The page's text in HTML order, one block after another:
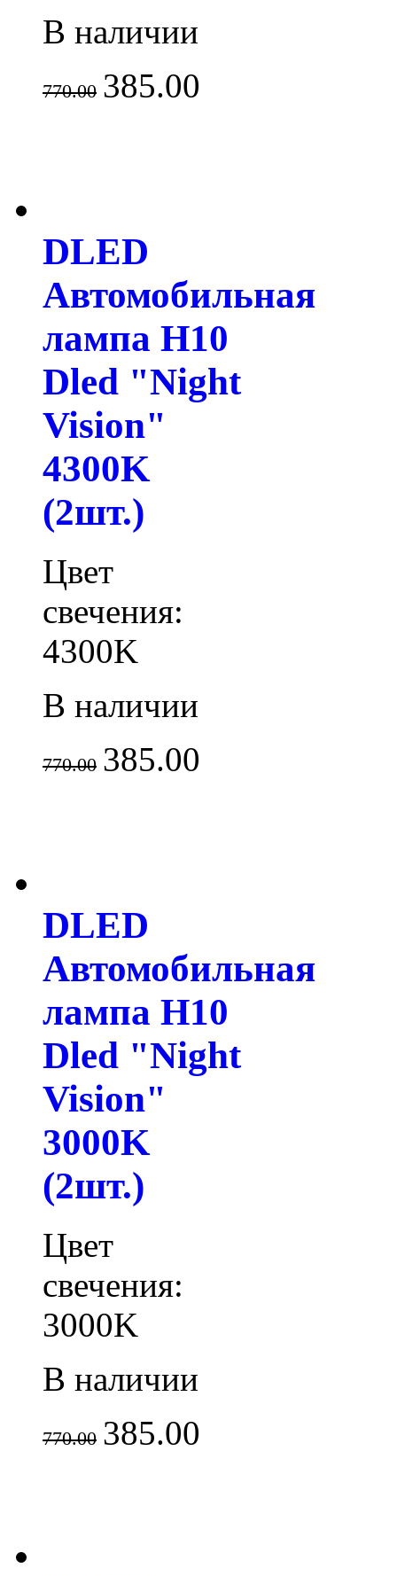
В наличии
770.00 385.00
DLED
Автомобильная
лампа H10
Dled "Night
Vision"
4300K
(2шт.)
Цвет
свечения:
4300K
В наличии
770.00 385.00
DLED
Автомобильная
лампа H10
Dled "Night
Vision"
3000K
(2шт.)
Цвет
свечения:
3000K
В наличии
770.00 385.00